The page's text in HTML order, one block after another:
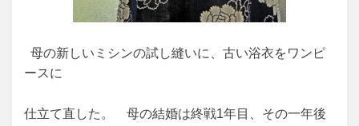
母の新しいミシンの試し縫いに、古い浴衣をワンピ
ースに
仕立て直した。 母の結婚は終戦1年目、その一年後